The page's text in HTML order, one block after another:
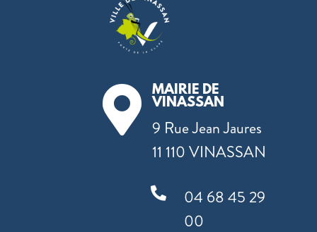

MAIRIE DE
VINASSAN
9 Rue Jean Jaures
11 110 VINASSAN

04 68 45 29
00